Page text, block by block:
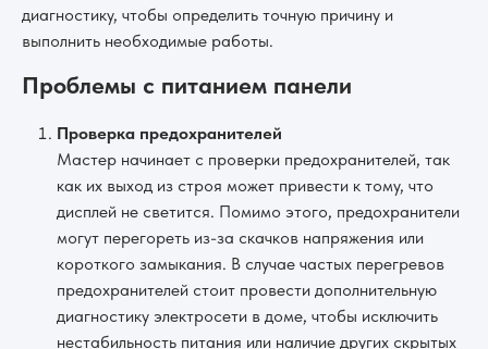
диагностику, чтобы определить точную причину и
выполнить необходимые работы.
Проблемы с питанием панели
Проверка предохранителей
Мастер начинает с проверки предохранителей, так
как их выход из строя может привести к тому, что
дисплей не светится. Помимо этого, предохранители
могут перегореть из-за скачков напряжения или
короткого замыкания. В случае частых перегревов
предохранителей стоит провести дополнительную
диагностику электросети в доме, чтобы исключить
нестабильность питания или наличие других скрытых